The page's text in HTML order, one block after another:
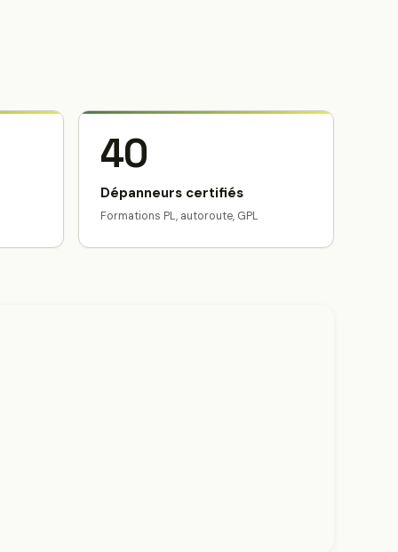
40
Dépanneurs certifiés
Formations PL, autoroute, GPL